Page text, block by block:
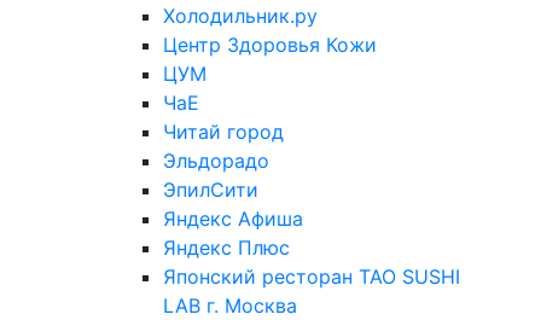
Холодильник.ру
Центр Здоровья Кожи
ЦУМ
ЧаЕ
Читай город
Эльдорадо
ЭпилСити
Яндекс Афиша
Яндекс Плюс
Японский ресторан TAO SUSHI
LAB г. Москва